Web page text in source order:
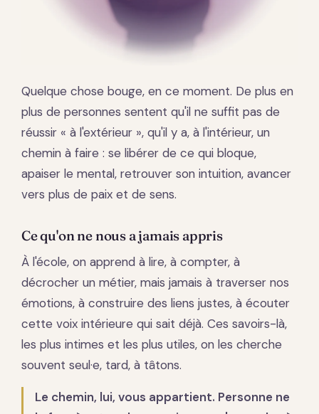
Quelque chose bouge, en ce moment. De plus en
plus de personnes sentent qu'il ne suffit pas de
réussir « à l'extérieur », qu'il y a, à l'intérieur, un
chemin à faire : se libérer de ce qui bloque,
apaiser le mental, retrouver son intuition, avancer
vers plus de paix et de sens.
Ce qu'on ne nous a jamais appris
À l'école, on apprend à lire, à compter, à
décrocher un métier, mais jamais à traverser nos
émotions, à construire des liens justes, à écouter
cette voix intérieure qui sait déjà. Ces savoirs-là,
les plus intimes et les plus utiles, on les cherche
souvent seul·e, tard, à tâtons.
Le chemin, lui, vous appartient. Personne ne